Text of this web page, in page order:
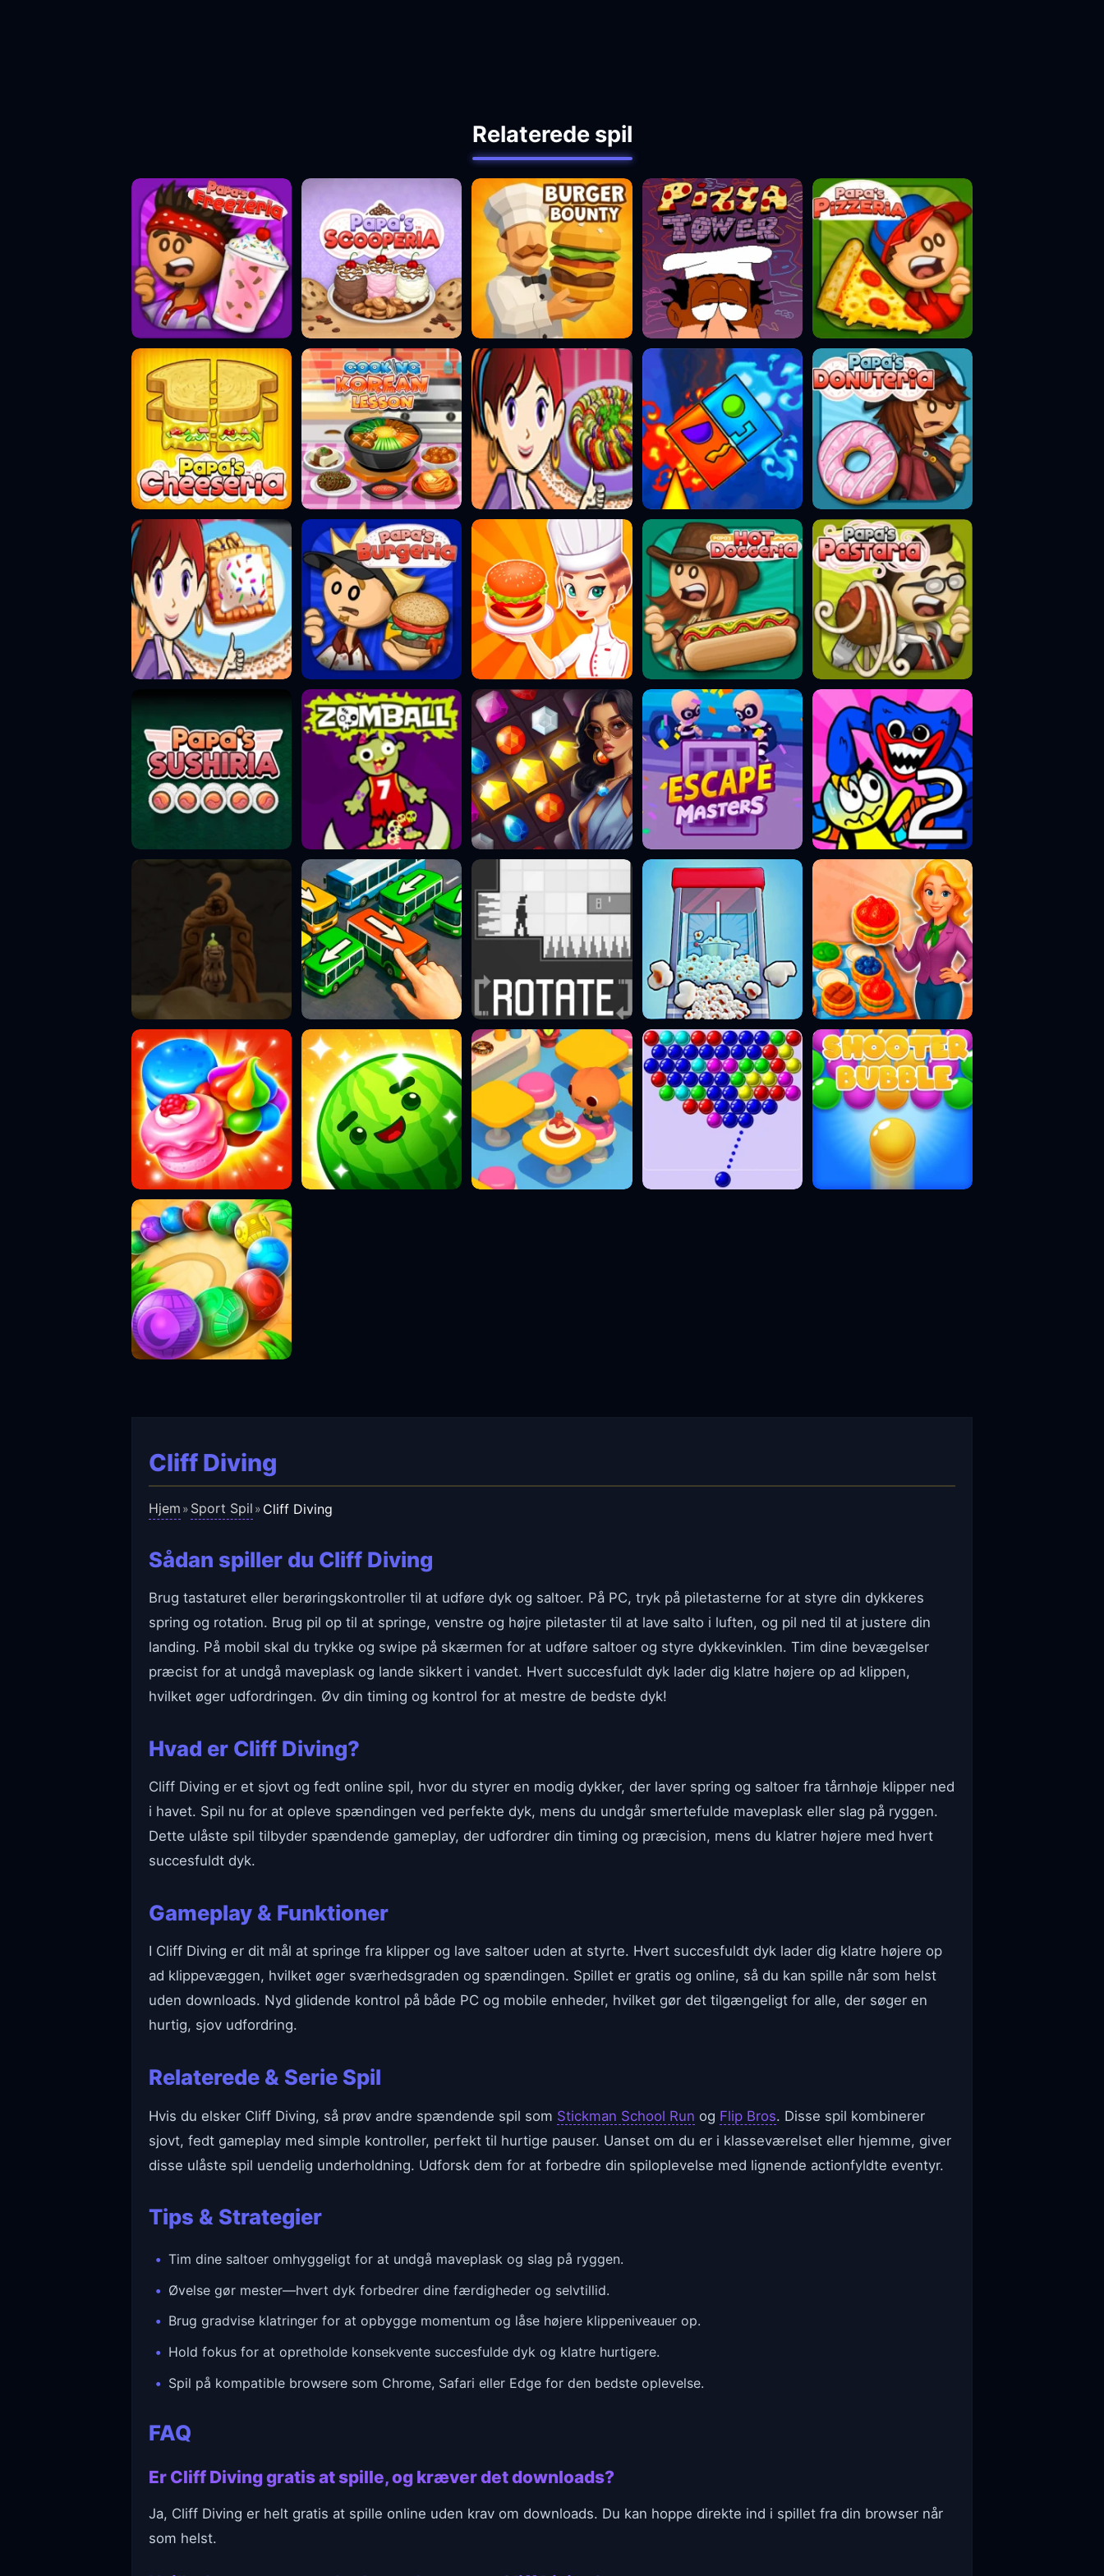
Cliff Diving
Hjem » Sport Spil » Cliff Diving
Sådan spiller du Cliff Diving
Brug tastaturet eller berøringskontroller til at udføre dyk og saltoer. På PC, tryk på piletasterne for at styre din dykkeres
spring og rotation. Brug pil op til at springe, venstre og højre piletaster til at lave salto i luften, og pil ned til at justere din
landing. På mobil skal du trykke og swipe på skærmen for at udføre saltoer og styre dykkevinklen. Tim dine bevægelser
præcist for at undgå maveplask og lande sikkert i vandet. Hvert succesfuldt dyk lader dig klatre højere op ad klippen,
hvilket øger udfordringen. Øv din timing og kontrol for at mestre de bedste dyk!
Hvad er Cliff Diving?
Cliff Diving er et sjovt og fedt online spil, hvor du styrer en modig dykker, der laver spring og saltoer fra tårnhøje klipper ned
i havet. Spil nu for at opleve spændingen ved perfekte dyk, mens du undgår smertefulde maveplask eller slag på ryggen.
Dette ulåste spil tilbyder spændende gameplay, der udfordrer din timing og præcision, mens du klatrer højere med hvert
succesfuldt dyk.
Gameplay & Funktioner
I Cliff Diving er dit mål at springe fra klipper og lave saltoer uden at styrte. Hvert succesfuldt dyk lader dig klatre højere op
ad klippevæggen, hvilket øger sværhedsgraden og spændingen. Spillet er gratis og online, så du kan spille når som helst
uden downloads. Nyd glidende kontrol på både PC og mobile enheder, hvilket gør det tilgængeligt for alle, der søger en
hurtig, sjov udfordring.
Relaterede & Serie Spil
Hvis du elsker Cliff Diving, så prøv andre spændende spil som Stickman School Run og Flip Bros. Disse spil kombinerer
sjovt, fedt gameplay med simple kontroller, perfekt til hurtige pauser. Uanset om du er i klasseværelset eller hjemme, giver
disse ulåste spil uendelig underholdning. Udforsk dem for at forbedre din spiloplevelse med lignende actionfyldte eventyr.
Tips & Strategier
Tim dine saltoer omhyggeligt for at undgå maveplask og slag på ryggen.
Øvelse gør mester—hvert dyk forbedrer dine færdigheder og selvtillid.
Brug gradvise klatringer for at opbygge momentum og låse højere klippeniveauer op.
Hold fokus for at opretholde konsekvente succesfulde dyk og klatre hurtigere.
Spil på kompatible browsere som Chrome, Safari eller Edge for den bedste oplevelse.
FAQ
Er Cliff Diving gratis at spille, og kræver det downloads?
Ja, Cliff Diving er helt gratis at spille online uden krav om downloads. Du kan hoppe direkte ind i spillet fra din browser når
som helst.
Relaterede spil